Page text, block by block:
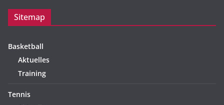
Sitemap
Basketball
Aktuelles
Training
Tennis